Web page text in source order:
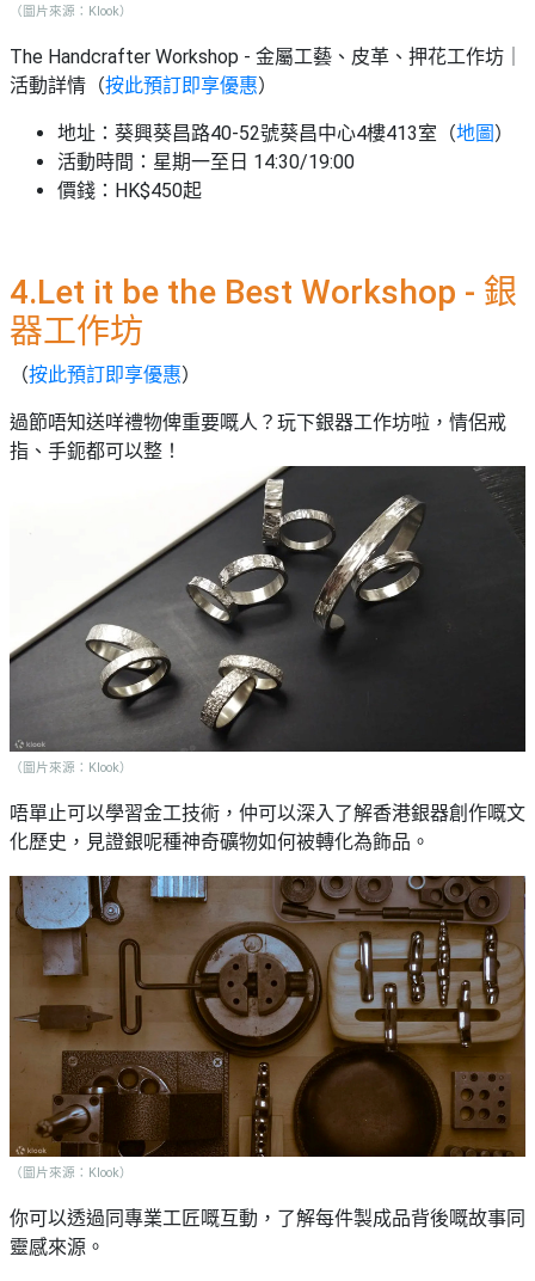
（圖片來源：Klook）
The Handcrafter Workshop - 金屬工藝、皮革、押花工作坊
活動詳情（按此預訂即享優惠）
地址： 葵興葵昌路40-52號葵昌中心4樓413室（地圖 ）
活動時間：星期一至日 14:30/19:00
價錢：HK$450起
4.Let it be the Best Workshop - 銀
器工作坊
（按此預訂即享優惠）
過節唔知送咩禮物俾重要嘅人？玩下銀器工作坊啦，情侶戒
指、手鈪都可以整！
（圖片來源：Klook）
唔單止可以學習金工技術，仲可以深入了解香港銀器創作嘅文
化歷史，見證銀呢種神奇礦物如何被轉化為飾品。
（圖片來源：Klook）
你可以透過同專業工匠嘅互動，了解每件製成品背後嘅故事同
靈感來源。